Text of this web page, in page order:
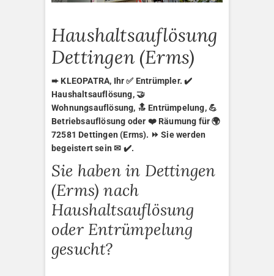
Haushaltsauflösung
Dettingen (Erms)
➨ KLEOPATRA, Ihr ✅ Entrümpler. ✔️
Haushaltsauflösung, 🤝
Wohnungsauflösung, 🔝 Entrümpelung, 💪
Betriebsauflösung oder ❤️ Räumung für 🌍
72581 Dettingen (Erms). ⏩ Sie werden
begeistert sein ✉ ✔️.
Sie haben in Dettingen
(Erms) nach
Haushaltsauflösung
oder Entrümpelung
gesucht?